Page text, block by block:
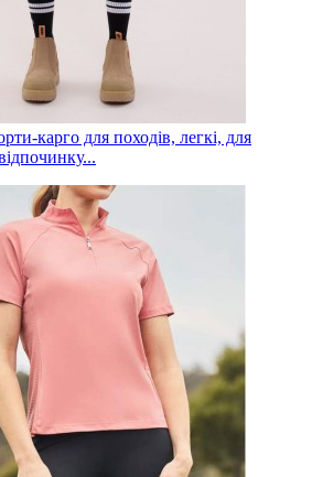
карго для походів, легкі, для